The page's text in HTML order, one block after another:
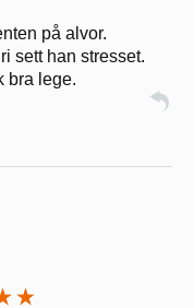
på alvor.
sett han stresset.
bra lege.